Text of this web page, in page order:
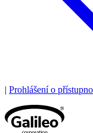
| Prohlášení o